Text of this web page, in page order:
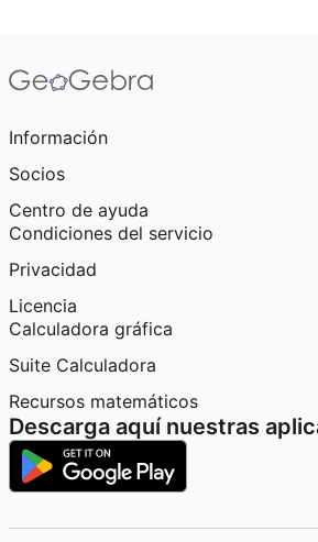
Información
Socios
Centro de ayuda
Condiciones del servicio
Privacidad
Licencia
Calculadora gráfica
Suite Calculadora
Recursos matemáticos
Descarga aquí nuestras